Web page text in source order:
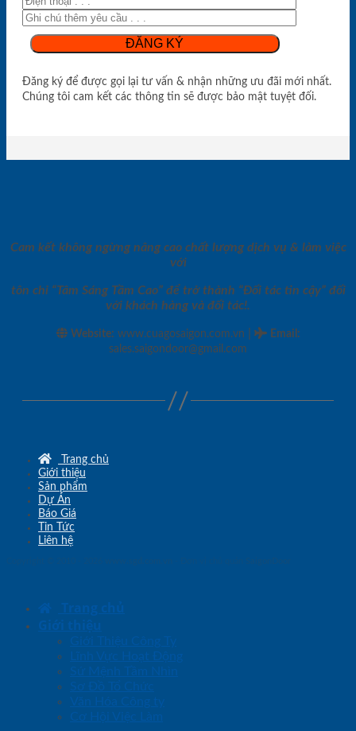
Đăng ký để được gọi lại tư vấn & nhận những ưu đãi mới nhất.
Chúng tôi cam kết các thông tin sẽ được bảo mật tuyệt đối.
Cam kết không ngừng nâng cao chất lượng dịch vụ & làm việc
với
tôn chỉ “Tâm Sáng Tầm Cao” để trở thành “Đối tác tin cậy” đối
với khách hàng và đối tác!.
Website: www.cuagosaigon.com.vn Email :
sales.saigondoor@gmail.com
Trang chủ
Giới thiệu
Sản phẩm
Dự Án
Báo Giá
Tin Tức
Liên hệ
Trang chủ
Giới thiệu
Giới Thiệu Công Ty
Lĩnh Vực Hoạt Động
Sứ Mệnh Tầm Nhìn
Sơ Đồ Tổ Chức
Văn Hóa Công ty
Cơ Hội Việc Làm